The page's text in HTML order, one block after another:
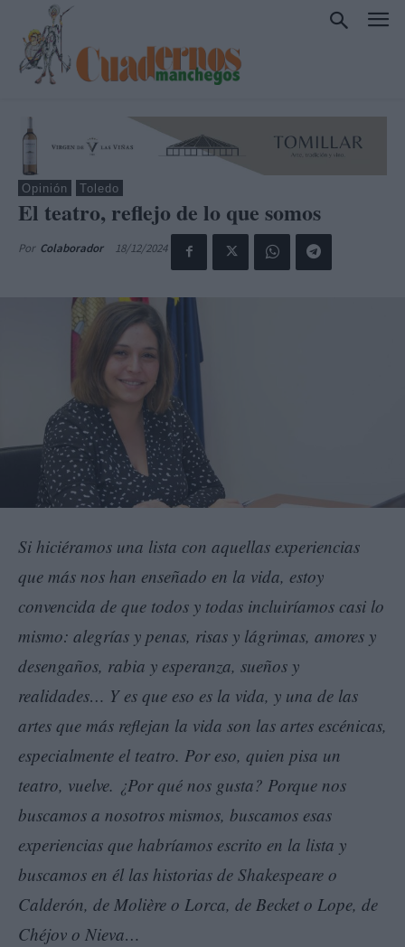
Opinión Toledo
El teatro, reflejo de lo que somos
Por Colaborador 18/12/2024
Si hiciéramos una lista con aquellas experiencias
que más nos han enseñado en la vida, estoy
convencida de que todos y todas incluiríamos casi lo
mismo: alegrías y penas, risas y lágrimas, amores y
desengaños, rabia y esperanza, sueños y
realidades… Y es que eso es la vida, y una de las
artes que más reflejan la vida son las artes escénicas,
especialmente el teatro. Por eso, quien pisa un
teatro, vuelve. ¿Por qué nos gusta? Porque nos
buscamos a nosotros mismos, buscamos esas
experiencias que habríamos escrito en la lista y
buscamos en él las historias de Shakespeare o
Calderón, de Molière o Lorca, de Becket o Lope, de
Chéjov o Nieva…